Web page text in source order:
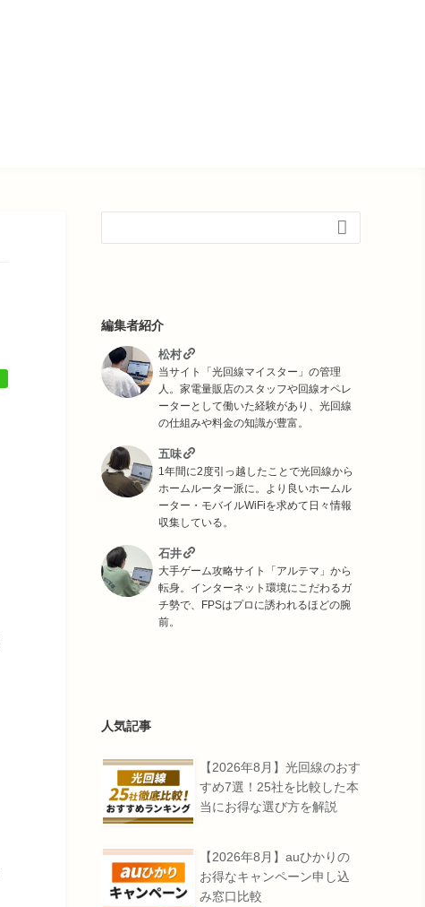

編集者紹介
松村
当サイト「光回線マイスター」の管理
人。家電量販店のスタッフや回線オペレ
ーターとして働いた経験があり、光回線
の仕組みや料金の知識が豊富。
五味
1年間に2度引っ越したことで光回線から
ホームルーター派に。より良いホームル
ーター・モバイルWiFiを求めて日々情報
収集している。
石井
大手ゲーム攻略サイト「アルテマ」から
転身。インターネット環境にこだわるガ
チ勢で、FPSはプロに誘われるほどの腕
前。
人気記事
【2026年8月】光回線のおす
すめ7選！25社を比較した本
当にお得な選び方を解説
【2026年8月】auひかりの
お得なキャンペーン申し込
み窓口比較